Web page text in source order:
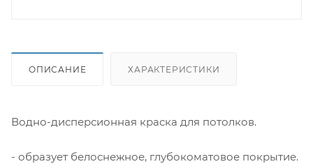
ОПИСАНИЕ ХАРАКТЕРИСТИКИ
Водно-дисперсионная краска для потолков.
- образует белоснежное, глубокоматовое покрытие.